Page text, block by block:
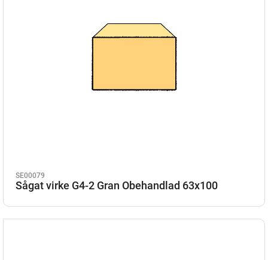
SE00079
Sågat virke G4-2 Gran Obehandlad 63x100